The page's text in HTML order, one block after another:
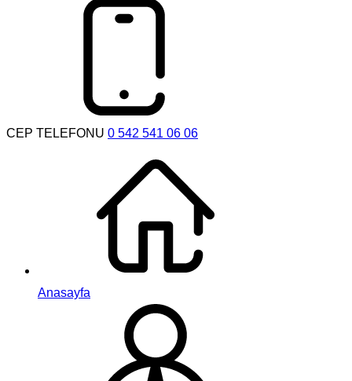
CEP TELEFONU 0 542 541 06 06
Anasayfa